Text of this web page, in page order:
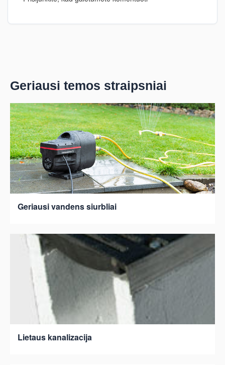
Geriausi temos straipsniai
Geriausi vandens siurbliai
Lietaus kanalizacija